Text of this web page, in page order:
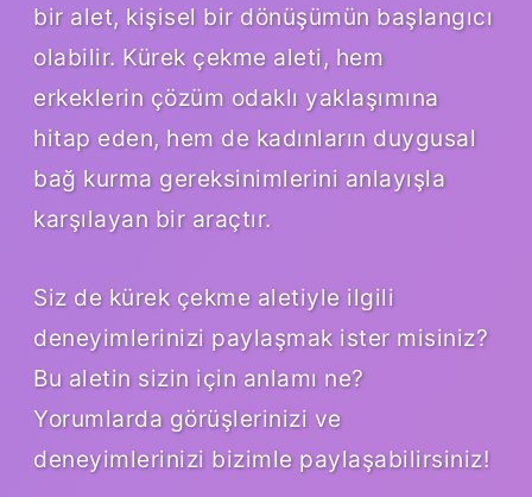
bir alet, kişisel bir dönüşümün başlangıcı
olabilir. Kürek çekme aleti, hem
erkeklerin çözüm odaklı yaklaşımına
hitap eden, hem de kadınların duygusal
bağ kurma gereksinimlerini anlayışla
karşılayan bir araçtır.
Siz de kürek çekme aletiyle ilgili
deneyimlerinizi paylaşmak ister misiniz?
Bu aletin sizin için anlamı ne?
Yorumlarda görüşlerinizi ve
deneyimlerinizi bizimle paylaşabilirsiniz!